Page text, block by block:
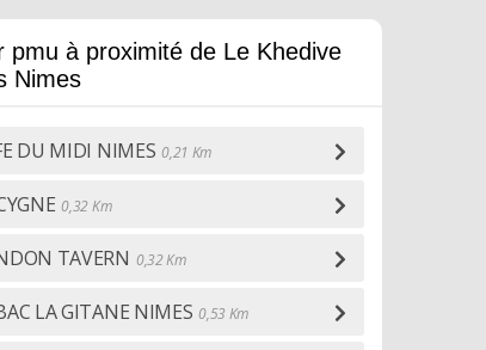
pmu à proximité de Le Khedive
Nimes
DU MIDI NIMES 0,21 Km
0,32 Km
TAVERN 0,32 Km
LA GITANE NIMES 0,53 Km